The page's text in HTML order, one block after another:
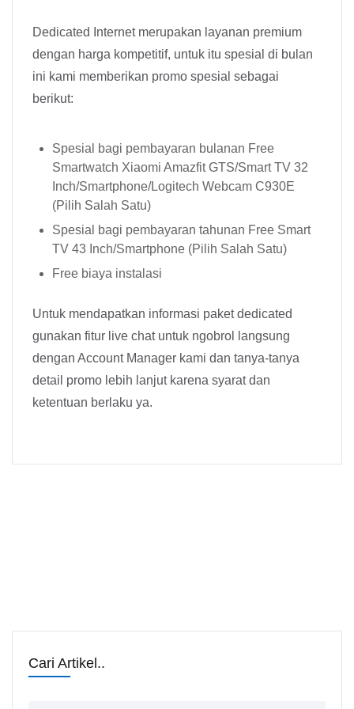
Dedicated Internet merupakan layanan premium
dengan harga kompetitif, untuk itu spesial di bulan
ini kami memberikan promo spesial sebagai
berikut:
Spesial bagi pembayaran bulanan Free
Smartwatch Xiaomi Amazfit GTS/Smart TV 32
Inch/Smartphone/Logitech Webcam C930E
(Pilih Salah Satu)
Spesial bagi pembayaran tahunan Free Smart
TV 43 Inch/Smartphone (Pilih Salah Satu)
Free biaya instalasi
Untuk mendapatkan informasi paket dedicated
gunakan fitur live chat untuk ngobrol langsung
dengan Account Manager kami dan tanya-tanya
detail promo lebih lanjut karena syarat dan
ketentuan berlaku ya.
Cari Artikel..